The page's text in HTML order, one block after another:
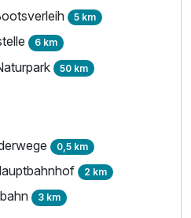
5 km
6 km
50 km
0,5 km
2 km
3 km